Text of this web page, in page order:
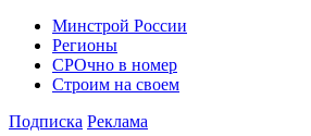
Минстрой России
Регионы
СРОчно в номер
Строим на своем
Подписка Реклама